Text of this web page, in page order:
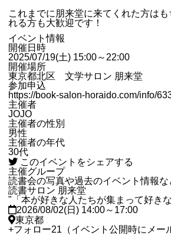
これまでに朋来堂に来てくれた方は
れる方も大歓迎です！
イベント情報
開催日時
2025/07/19(土) 15:00～22:00
開催場所
東京都北区 文学サロン 朋来堂
参加申込
https://book-salon-horaido.com/info/
主催者
JOJO
主催者の性別
男性
主催者の年代
30代
このイベントをシェアする
主催グループ
読書会の写真や過去のイベント情報な
読書サロン 朋来堂
"「本が好きな人たちが集まって好き
2026/08/02(日) 14:00～17:00
東京都
+フォロー21 （イベント公開時にメー